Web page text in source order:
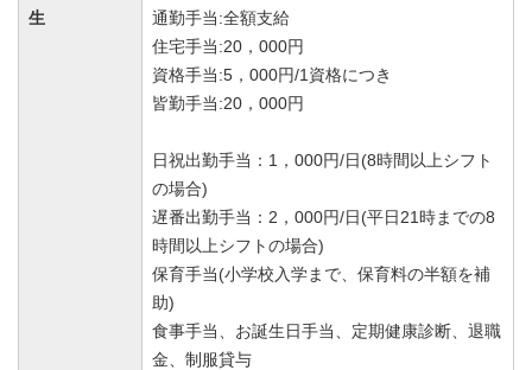
生
通勤手当:全額支給
住宅手当:20，000円
資格手当:5，000円/1資格につき
皆勤手当:20，000円
日祝出勤手当：1，000円/日(8時間以上シフト
の場合)
遅番出勤手当：2，000円/日(平日21時までの8
時間以上シフトの場合)
保育手当(小学校入学まで、保育料の半額を補
助)
食事手当、お誕生日手当、定期健康診断、退職
金、制服貸与